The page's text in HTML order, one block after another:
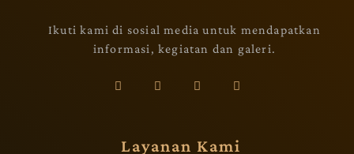
Ikuti kami di sosial media untuk mendapatkan
informasi, kegiatan dan galeri.
Layanan Kami